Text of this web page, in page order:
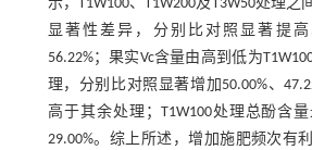
示，T1W100、T1W200及T3W50处理
显著性差异，分别比对照显著提高
56.22%；果实Vc含量由高到低为
理，分别比对照显著增加50.00%、
高于其余处理；T1W100处理总酚含
29.00%。综上所述，增加施肥频次有